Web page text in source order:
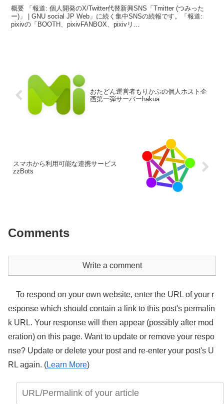
概要 「報道: 個人開発のX/Twitter代替新興SNS「Tmitter (つみった
ー)」 | GNU social JP Web」に続く集中SNSの続報です。「報道:
pixivの「BOOTH、pixivFANBOX、pixivリ...
おたどん運営者もりかぷの個人ホスト企
画第一弾サーバーhakua
スマホから利用可能な連携サービス
zzBots
Comments
Write a comment
To respond on your own website, enter the URL of your r
esponse which should contain a link to this post's permalin
k URL. Your response will then appear (possibly after mod
eration) on this page. Want to update or remove your respo
nse? Update or delete your post and re-enter your post's U
RL again. (Learn More)